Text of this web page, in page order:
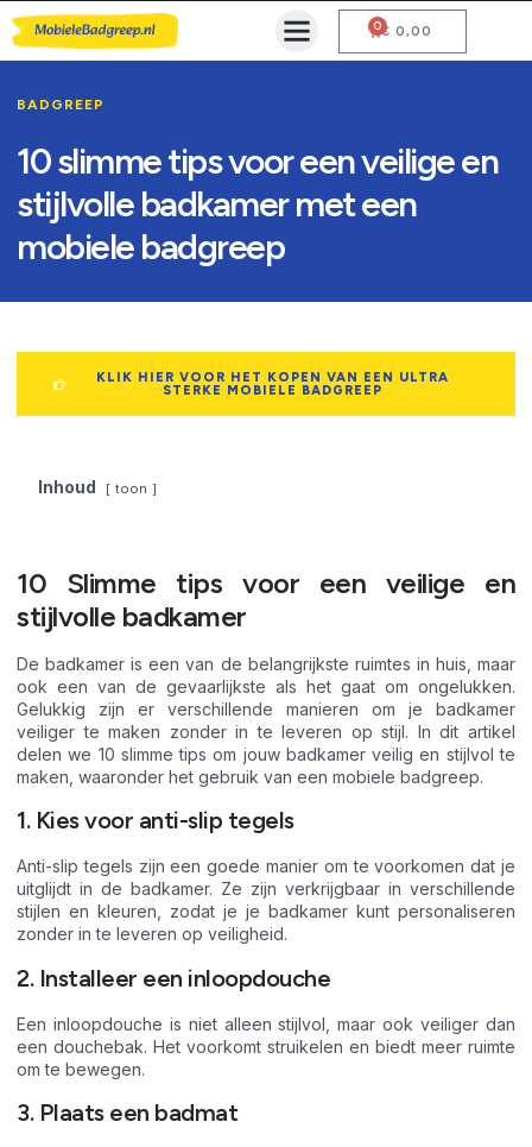
€ 0,00
0
BADGREEP
10 slimme tips voor een veilige en
stijlvolle badkamer met een
mobiele badgreep
KLIK HIER VOOR HET KOPEN VAN EEN ULTRA
STERKE MOBIELE BADGREEP
Inhoud toon
10 Slimme tips voor een veilige en
stijlvolle badkamer
De badkamer is een van de belangrijkste ruimtes in huis, maar
ook een van de gevaarlijkste als het gaat om ongelukken.
Gelukkig zijn er verschillende manieren om je badkamer
veiliger te maken zonder in te leveren op stijl. In dit artikel
delen we 10 slimme tips om jouw badkamer veilig en stijlvol te
maken, waaronder het gebruik van een mobiele badgreep.
1. Kies voor anti-slip tegels
Anti-slip tegels zijn een goede manier om te voorkomen dat je
uitglijdt in de badkamer. Ze zijn verkrijgbaar in verschillende
stijlen en kleuren, zodat je je badkamer kunt personaliseren
zonder in te leveren op veiligheid.
2. Installeer een inloopdouche
Een inloopdouche is niet alleen stijlvol, maar ook veiliger dan
een douchebak. Het voorkomt struikelen en biedt meer ruimte
om te bewegen.
3. Plaats een badmat